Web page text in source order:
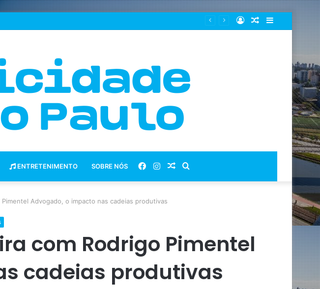
sequência?
Barra
Lateral
Artigo
Entrar
ENTRETENIMENTO SOBRE NÓS Artigo
Instagram
Facebook
Advogado, o impacto nas cadeias produtivas
com Rodrigo Pimentel
cadeias produtivas